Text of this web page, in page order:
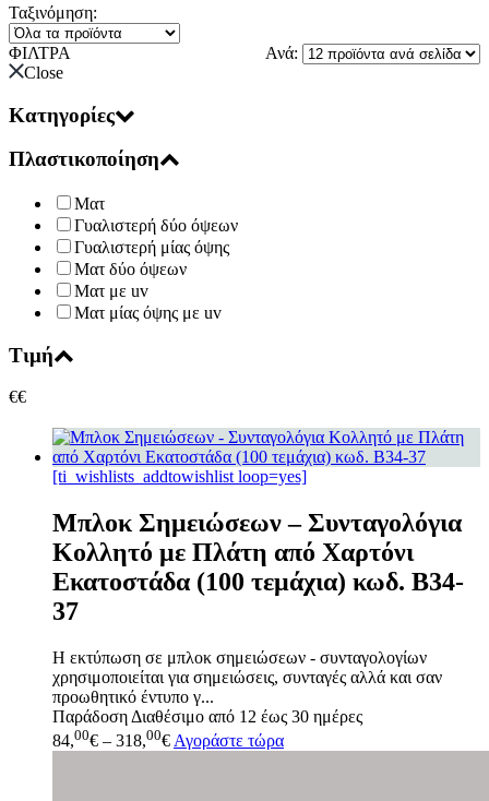
Ταξινόμηση:
Ανά:
ΦΙΛΤΡΑ
Close
Κατηγορίες
Πλαστικοποίηση
Ματ
Γυαλιστερή δύο όψεων
Γυαλιστερή μίας όψης
Ματ δύο όψεων
Ματ με uv
Ματ μίας όψης με uv
Τιμή
€€
[ti_wishlists_addtowishlist loop=yes]
Μπλοκ Σημειώσεων – Συνταγολόγια
Κολλητό με Πλάτη από Χαρτόνι
Εκατοστάδα (100 τεμάχια) κωδ. B34-
37
Η εκτύπωση σε μπλοκ σημειώσεων - συνταγολογίων
χρησιμοποιείται για σημειώσεις, συνταγές αλλά και σαν
προωθητικό έντυπο γ...
Παράδοση Διαθέσιμο από 12 έως 30 ημέρες
84,00€ – 318,00€ Αγοράστε τώρα